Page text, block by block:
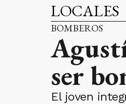
LOCALES
BOMBEROS
ser
El joven